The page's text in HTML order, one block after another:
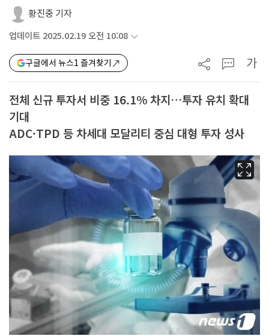
황진중 기자
업데이트 2025.02.19 오전 10:08
구글에서 뉴스1 즐겨찾기 가
전체 신규 투자서 비중 16.1% 차지…투자 유치 확대
기대
ADC·TPD 등 차세대 모달리티 중심 대형 투자 성사